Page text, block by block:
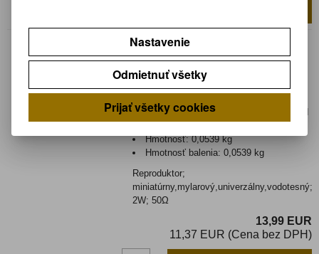
VS-K 50 WP-50
Výrobca:Visaton
Termín dodania(prac.dni)-platí pre sklad
Hmotnosť:0,0539 kg
Hmotnosť balenia:0,0539 kg
Reproduktor;
miniatúrny,mylarový,univerzálny,vodotesný;
2W; 50Ω
13,99 EUR
11,37 EUR (Cena bez DPH)
Nastavenie
Odmietnuť všetky
Prijať všetky cookies